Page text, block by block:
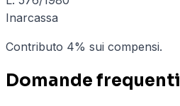
Inarcassa
Contributo 4% sui compensi.
Domande frequenti